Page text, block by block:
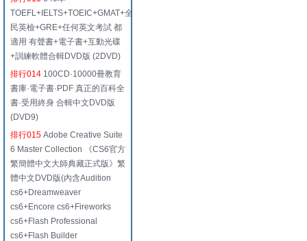
TOEFL+IELTS+TOEIC+GMAT+全
民英檢+GRE+任何英文考試 都
適用 有聲書+電子書+互動光碟
+訓練軟體合輯DVD版 (2DVD)
排行014 100CD·10000冊教育
書庫·電子書·PDF 真正的百科全
書·受用終身 合輯中文DVD版
(DVD9)
排行015 Adobe Creative Suite
6 Master Collection 《CS6官方
繁簡體中文大師典藏正式版》繁
體中文DVD版(內含Audition
cs6+Dreamweaver
cs6+Encore cs6+Fireworks
cs6+Flash Professional
cs6+Flash Builder